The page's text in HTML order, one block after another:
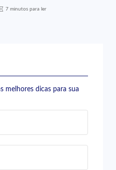
7 minutos para ler
melhores dicas para sua